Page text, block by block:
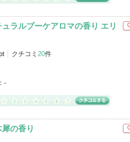
ラルブーケアロマの香り エリ
クチコミ 20件
-
の香り